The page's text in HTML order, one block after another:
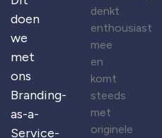
doen
we
met
ons
Branding-
as-a-
Service-
denkt
enthousiast
mee
en
komt
steeds
met
originele